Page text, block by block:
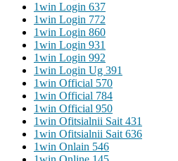
1win Login 637
1win Login 772
1win Login 860
1win Login 931
1win Login 992
1win Login Ug 391
1win Official 570
1win Official 784
1win Official 950
1win Ofitsialnii Sait 431
1win Ofitsialnii Sait 636
1win Onlain 546